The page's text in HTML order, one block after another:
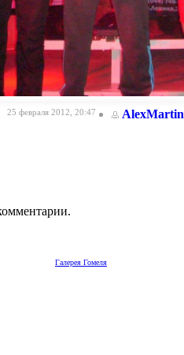
25 февраля 2012, 20:47 AlexMartin
Галерея Гомеля